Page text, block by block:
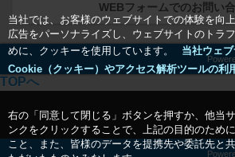
当社では、お客様のウェブサイトでの体験を向
広告をパーソナライズし、ウェブサイトのトラ
めに、クッキーを使用しています。
当社ウェ
Cookie（クッキー）やアクセス解析ツールの利
右の「同意して閉じる」ボタンを押すか、他当
ンクをクリックすることで、上記の目的のため
こと、また、皆様のデータを提携先や委託先と
WEBフォームでのお問い
TOPへ